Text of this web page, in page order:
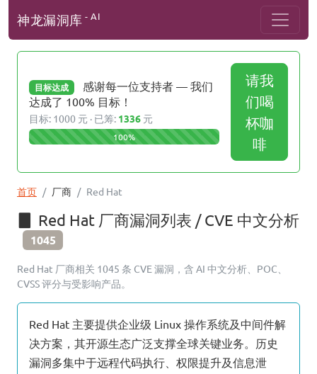
神龙漏洞库 - AI
目标达成
感谢每一位支持者 — 我们
达成了 100% 目标！
目标: 1000 元 · 已筹: 1336 元
100%
请我
们喝
杯咖
啡
首页 厂商 Red Hat
Red Hat 厂商漏洞列表 / CVE 中文分析
1045
Red Hat 厂商相关 1045 条 CVE 漏洞，含 AI 中文分析、POC、
CVSS 评分与受影响产品。
Red Hat 主要提供企业级 Linux 操作系统及中间件解
决方案，其开源生态广泛支撑全球关键业务。历史
漏洞多集中于远程代码执行、权限提升及信息泄